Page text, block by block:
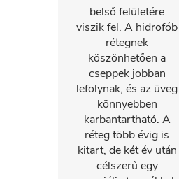
belső felületére
viszik fel. A hidrofób
rétegnek
köszönhetően a
cseppek jobban
lefolynak, és az üveg
könnyebben
karbantartható. A
réteg több évig is
kitart, de két év után
célszerű egy